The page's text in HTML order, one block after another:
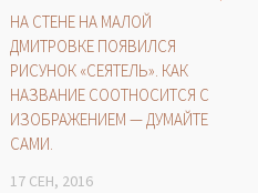
НА СТЕНЕ НА МАЛОЙ
ДМИТРОВКЕ ПОЯВИЛСЯ
РИСУНОК «СЕЯТЕЛЬ». КАК
НАЗВАНИЕ СООТНОСИТСЯ С
ИЗОБРАЖЕНИЕМ — ДУМАЙТЕ
САМИ.
17 СЕН, 2016